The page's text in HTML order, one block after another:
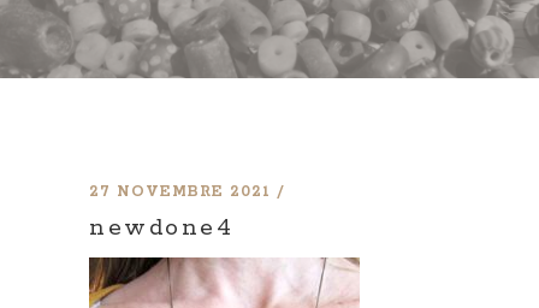
27 NOVEMBRE 2021
newdone4